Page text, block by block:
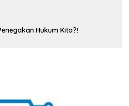
Hukum Kita?!